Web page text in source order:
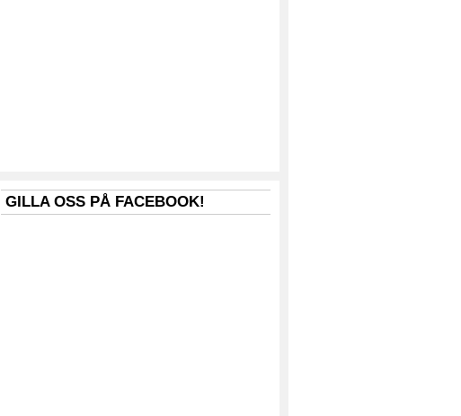
GILLA OSS PÅ FACEBOOK!